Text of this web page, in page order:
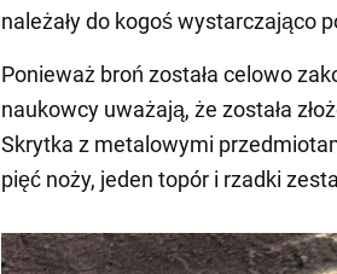
należały do kogoś wystarczająco
Ponieważ broń została celowo
naukowcy uważają, że została
Skrytka z metalowymi
pięć noży, jeden topór i rzadki